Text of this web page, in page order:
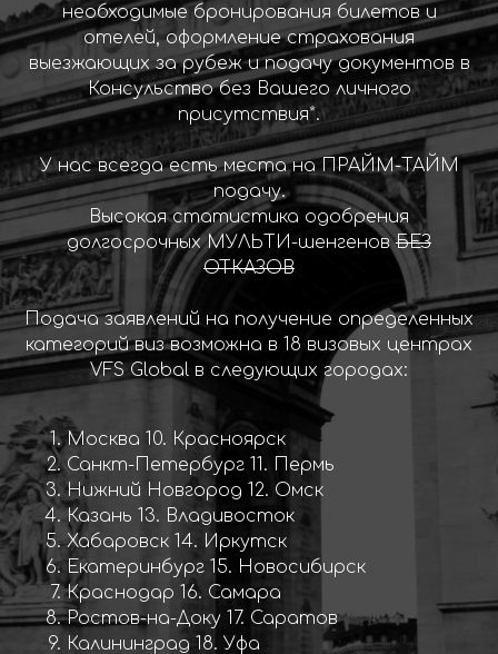
необходимые бронирования билетов и
отелей, оформление страхования
выезжающих за рубеж и подачу документов в
Консульство без Вашего личного
присутствия*.
У нас всегда есть места на ПРАЙМ-ТАЙМ
подачу.
Высокая статистика одобрения
долгосрочных МУЛЬТИ-шенгеновБЕЗ
ОТКАЗОВ
Подача заявлений на получение определенных
категорий виз возможна в 18 визовых центрах
VFS Global в следующих городах:
Москва 10. Красноярск
Санкт-Петербург 11. Пермь
Нижний Новгород 12. Омск
Казань 13. Владивосток
Хабаровск 14. Иркутск
Екатеринбург 15. Новосибирск
Краснодар 16. Самара
Ростов-на-Доку 17. Саратов
Калининград 18. Уфа